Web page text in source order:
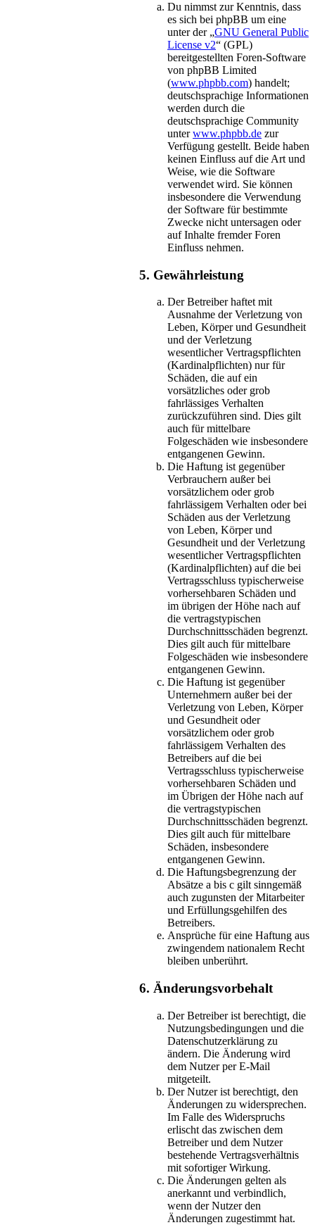
Du nimmst zur Kenntnis, dass
es sich bei phpBB um eine
unter der „GNU General Public
License v2“ (GPL)
bereitgestellten Foren-Software
von phpBB Limited
(www.phpbb.com) handelt;
deutschsprachige Informationen
werden durch die
deutschsprachige Community
unterwww.phpbb.de zur
Verfügung gestellt. Beide haben
keinen Einfluss auf die Art und
Weise, wie die Software
verwendet wird. Sie können
insbesondere die Verwendung
der Software für bestimmte
Zwecke nicht untersagen oder
auf Inhalte fremder Foren
Einfluss nehmen.
5. Gewährleistung
Der Betreiber haftet mit
Ausnahme der Verletzung von
Leben, Körper und Gesundheit
und der Verletzung
wesentlicher Vertragspflichten
(Kardinalpflichten) nur für
Schäden, die auf ein
vorsätzliches oder grob
fahrlässiges Verhalten
zurückzuführen sind. Dies gilt
auch für mittelbare
Folgeschäden wie insbesondere
entgangenen Gewinn.
Die Haftung ist gegenüber
Verbrauchern außer bei
vorsätzlichem oder grob
fahrlässigem Verhalten oder bei
Schäden aus der Verletzung
von Leben, Körper und
Gesundheit und der Verletzung
wesentlicher Vertragspflichten
(Kardinalpflichten) auf die bei
Vertragsschluss typischerweise
vorhersehbaren Schäden und
im übrigen der Höhe nach auf
die vertragstypischen
Durchschnittsschäden begrenzt.
Dies gilt auch für mittelbare
Folgeschäden wie insbesondere
entgangenen Gewinn.
Die Haftung ist gegenüber
Unternehmern außer bei der
Verletzung von Leben, Körper
und Gesundheit oder
vorsätzlichem oder grob
fahrlässigem Verhalten des
Betreibers auf die bei
Vertragsschluss typischerweise
vorhersehbaren Schäden und
im Übrigen der Höhe nach auf
die vertragstypischen
Durchschnittsschäden begrenzt.
Dies gilt auch für mittelbare
Schäden, insbesondere
entgangenen Gewinn.
Die Haftungsbegrenzung der
Absätze a bis c gilt sinngemäß
auch zugunsten der Mitarbeiter
und Erfüllungsgehilfen des
Betreibers.
Ansprüche für eine Haftung aus
zwingendem nationalem Recht
bleiben unberührt.
6. Änderungsvorbehalt
Der Betreiber ist berechtigt, die
Nutzungsbedingungen und die
Datenschutzerklärung zu
ändern. Die Änderung wird
dem Nutzer per E-Mail
mitgeteilt.
Der Nutzer ist berechtigt, den
Änderungen zu widersprechen.
Im Falle des Widerspruchs
erlischt das zwischen dem
Betreiber und dem Nutzer
bestehende Vertragsverhältnis
mit sofortiger Wirkung.
Die Änderungen gelten als
anerkannt und verbindlich,
wenn der Nutzer den
Änderungen zugestimmt hat.